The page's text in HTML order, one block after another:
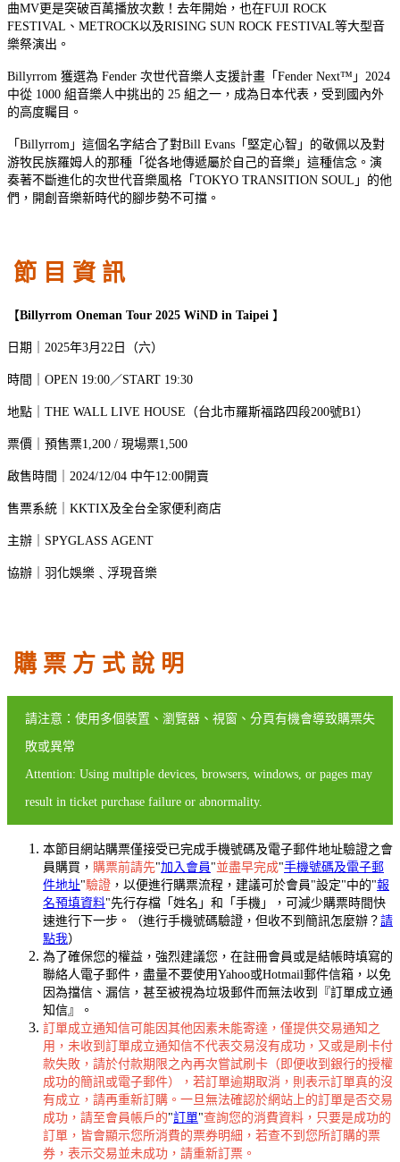
曲MV更是突破百萬播放次數！去年開始，也在FUJI ROCK
FESTIVAL、METROCK以及RISING SUN ROCK FESTIVAL等大型音
樂祭演出。
Billyrrom 獲選為 Fender 次世代音樂人支援計畫「Fender Next™」2024
中從 1000 組音樂人中挑出的 25 組之一，成為日本代表，受到國內外
的高度矚目。
「Billyrrom」這個名字結合了對Bill Evans「堅定心智」的敬佩以及對
游牧民族羅姆人的那種「從各地傳遞屬於自己的音樂」這種信念。演
奏著不斷進化的次世代音樂風格「TOKYO TRANSITION SOUL」的他
們，開創音樂新時代的腳步勢不可擋。
節 目 資 訊
【Billyrrom Oneman Tour 2025 WiND in Taipei 】
日期｜2025年3月22日（六）
時間｜OPEN 19:00／START 19:30
地點｜THE WALL LIVE HOUSE（台北市羅斯福路四段200號B1）
票價｜預售票1,200 / 現場票1,500
啟售時間｜2024/12/04 中午12:00開賣
售票系統｜KKTIX及全台全家便利商店
主辦｜SPYGLASS AGENT
協辦｜羽化娛樂﹑浮現音樂
購 票 方 式 說 明
請注意：使用多個裝置、瀏覽器、視窗、分頁有機會導致購票失
敗或異常
Attention: Using multiple devices, browsers, windows, or pages may
result in ticket purchase failure or abnormality.
本節目網站購票僅接受已完成手機號碼及電子郵件地址驗證之會
員購買， 購票前請先"加入會員 "並盡早完成"手機號碼及電子郵
件地址"驗證 ，以便進行購票流程，建議可於會員"設定"中的"報
名預填資料"先行存檔「姓名」和「手機」，可減少購票時間快
速進行下一步。（進行手機號碼驗證，但收不到簡訊怎麼辦？ 請
點我）
為了確保您的權益，強烈建議您，在註冊會員或是結帳時填寫的
聯絡人電子郵件，盡量不要使用Yahoo或Hotmail郵件信箱，以免
因為擋信、漏信，甚至被視為垃圾郵件而無法收到『訂單成立通
知信』。
訂單成立通知信可能因其他因素未能寄達，僅提供交易通知之
用，未收到訂單成立通知信不代表交易沒有成功，又或是刷卡付
款失敗，請於付款期限之內再次嘗試刷卡（即便收到銀行的授權
成功的簡訊或電子郵件），若訂單逾期取消，則表示訂單真的沒
有成立，請再重新訂購。一旦無法確認於網站上的訂單是否交易
成功，請至會員帳戶的"訂單"查詢您的消費資料，只要是成功的
訂單，皆會顯示您所消費的票券明細，若查不到您所訂購的票
券，表示交易並未成功，請重新訂票。